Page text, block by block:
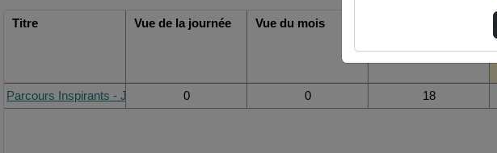
Titre Vue de la journée Vue du mois
Parcours Inspirants - Julien Bourgeade : Experimenter sans craindre l'échec
0 0 18